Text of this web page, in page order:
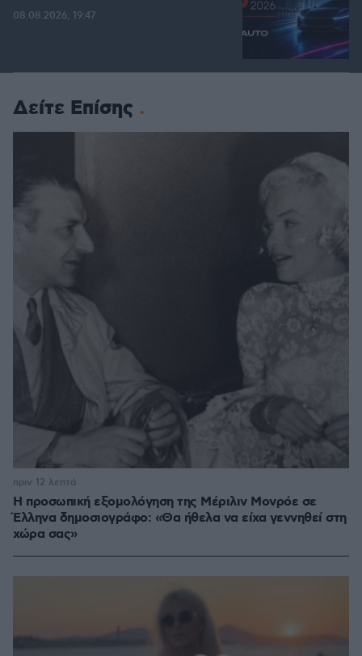
08.08.2026, 19:47
Δείτε Επίσης
Η προσωπική εξομολόγηση της Μέριλιν Μονρόε σε
Έλληνα δημοσιογράφο: «Θα ήθελα να είχα γεννηθεί στη
χώρα σας»
πριν 12 λεπτά